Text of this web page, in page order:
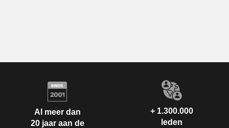
Al meer dan
20 jaar aan de
+ 1.300.000
leden